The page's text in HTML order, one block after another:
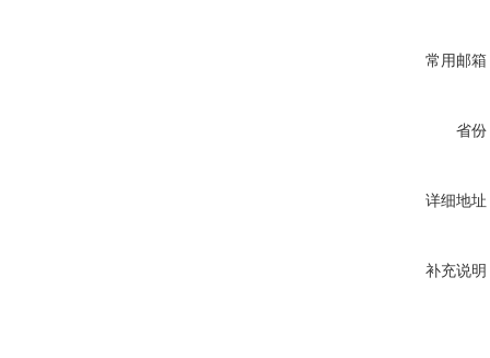
常用邮箱
省份
详细地址
补充说明